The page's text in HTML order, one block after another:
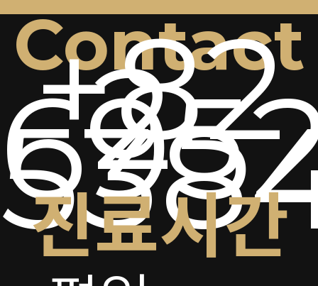
Contact
+82
2-
진료시간